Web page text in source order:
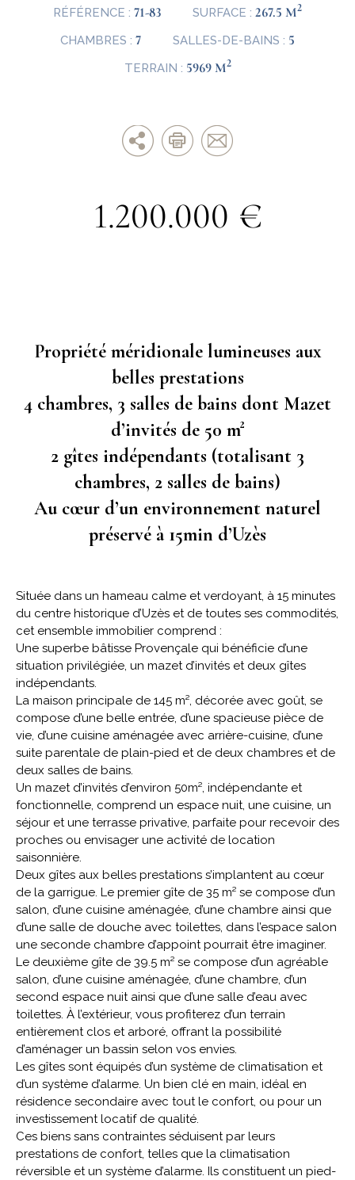
RÉFÉRENCE : 71-83 SURFACE : 267.5 M2
CHAMBRES : 7 SALLES-DE-BAINS : 5
TERRAIN : 5969 M2
1.200.000 €
Propriété méridionale lumineuses aux
belles prestations
4 chambres, 3 salles de bains dont Mazet
d’invités de 50 m²
2 gîtes indépendants (totalisant 3
chambres, 2 salles de bains)
Au cœur d’un environnement naturel
préservé à 15min d’Uzès
Située dans un hameau calme et verdoyant, à 15 minutes
du centre historique d’Uzès et de toutes ses commodités,
cet ensemble immobilier comprend :
Une superbe bâtisse Provençale qui bénéficie d’une
situation privilégiée, un mazet d’invités et deux gîtes
indépendants.
La maison principale de 145 m², décorée avec goût, se
compose d’une belle entrée, d’une spacieuse pièce de
vie, d’une cuisine aménagée avec arrière-cuisine, d’une
suite parentale de plain-pied et de deux chambres et de
deux salles de bains.
Un mazet d’invités d’environ 50m², indépendante et
fonctionnelle, comprend un espace nuit, une cuisine, un
séjour et une terrasse privative, parfaite pour recevoir des
proches ou envisager une activité de location
saisonnière.
Deux gîtes aux belles prestations s’implantent au cœur
de la garrigue. Le premier gîte de 35 m² se compose d’un
salon, d’une cuisine aménagée, d’une chambre ainsi que
d’une salle de douche avec toilettes, dans l’espace salon
une seconde chambre d’appoint pourrait être imaginer.
Le deuxième gîte de 39.5 m² se compose d’un agréable
salon, d’une cuisine aménagée, d’une chambre, d’un
second espace nuit ainsi que d’une salle d’eau avec
toilettes. À l’extérieur, vous profiterez d’un terrain
entièrement clos et arboré, offrant la possibilité
d’aménager un bassin selon vos envies.
Les gîtes sont équipés d’un système de climatisation et
d’un système d’alarme. Un bien clé en main, idéal en
résidence secondaire avec tout le confort, ou pour un
investissement locatif de qualité.
Ces biens sans contraintes séduisent par leurs
prestations de confort, telles que la climatisation
réversible et un système d’alarme. Ils constituent un pied-